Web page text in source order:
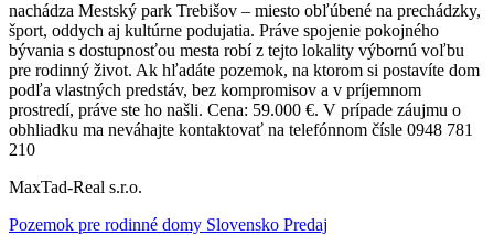
nachádza Mestský park Trebišov – miesto obľúbené na prechádzky,
šport, oddych aj kultúrne podujatia. Práve spojenie pokojného
bývania s dostupnosťou mesta robí z tejto lokality výbornú voľbu
pre rodinný život. Ak hľadáte pozemok, na ktorom si postavíte dom
podľa vlastných predstáv, bez kompromisov a v príjemnom
prostredí, práve ste ho našli. Cena: 59.000 €. V prípade záujmu o
obhliadku ma neváhajte kontaktovať na telefónnom čísle 0948 781
210
MaxTad-Real s.r.o.
Pozemok pre rodinné domy Slovensko Predaj